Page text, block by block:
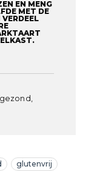
EN MENG
MET DE
glutenvrij